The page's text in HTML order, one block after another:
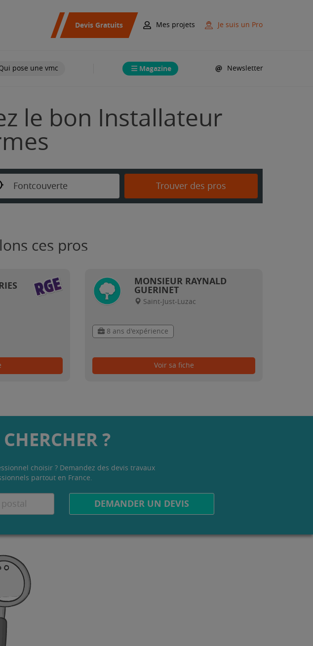
Devis Gratuits Mes projets Je suis un Pro
pose une vmc Magazine Newsletter
le bon Installateur
Fontcouverte Trouver des pros
ces pros
MONSIEUR RAYNALD
GUERINET
Saint-Just-Luzac
8 ans d'expérience
Voir sa fiche
?
choisir ? Demandez des devis travaux
partout en France.
DEMANDER UN DEVIS